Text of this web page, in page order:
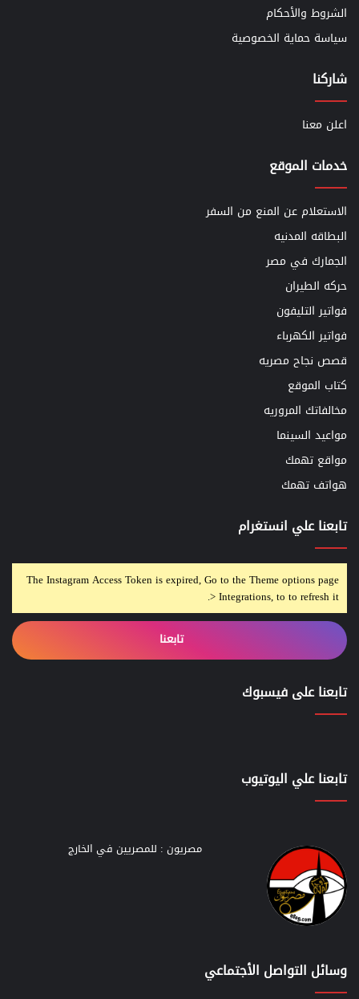
الشروط والأحكام
سياسة حماية الخصوصية
شاركنا
اعلن معنا
خدمات الموقع
الاستعلام عن المنع من السفر
البطاقه المدنيه
الجمارك في مصر
حركه الطيران
فواتير التليفون
فواتير الكهرباء
قصص نجاح مصريه
كتاب الموقع
مخالفاتك المروريه
مواعيد السينما
مواقع تهمك
هواتف تهمك
تابعنا علي انستغرام
The Instagram Access Token is expired, Go to the Theme options page
> Integrations, to to refresh it.
تابعنا
تابعنا على فيسبوك
تابعنا علي اليوتيوب
مصريون : للمصريين في الخارج
وسائل التواصل الأجتماعي